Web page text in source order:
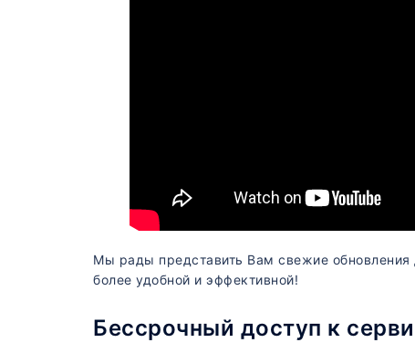
Мы рады представить Вам свежие обновления
более удобной и эффективной!
Бессрочный доступ к